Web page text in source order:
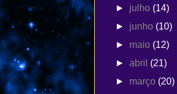
► julho (14)
► junho (10)
► maio (12)
►abril (21)
► março (20)